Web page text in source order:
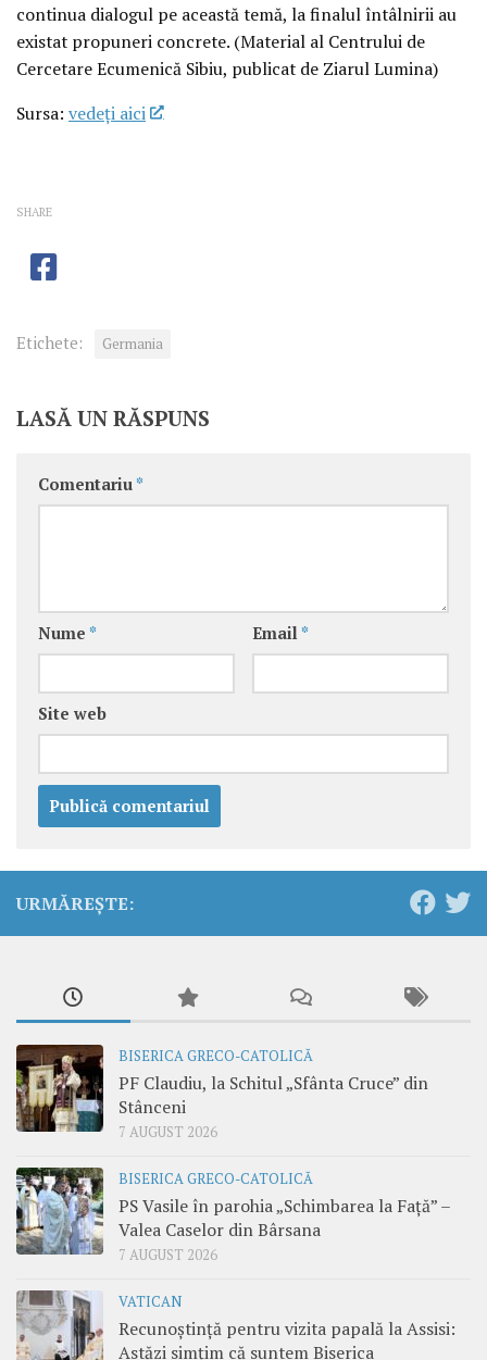
continua dialogul pe această temă, la finalul întâlnirii au
existat propuneri concrete. (Material al Centrului de
Cercetare Ecumenică Sibiu, publicat de Ziarul Lumina)
Sursa: vedeţi aici
SHARE
Etichete: Germania
LASĂ UN RĂSPUNS
Comentariu *
Nume * Email *
Site web
URMĂREȘTE:
BISERICA GRECO-CATOLICĂ
PF Claudiu, la Schitul „Sfânta Cruce” din
Stânceni
7 AUGUST 2026
BISERICA GRECO-CATOLICĂ
PS Vasile în parohia „Schimbarea la Față” –
Valea Caselor din Bârsana
7 AUGUST 2026
VATICAN
Recunoștință pentru vizita papală la Assisi:
Astăzi simțim că suntem Biserica